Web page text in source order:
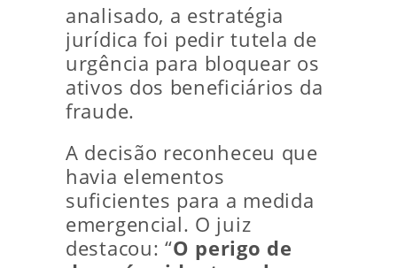
analisado, a estratégia
jurídica foi pedir tutela de
urgência para bloquear os
ativos dos beneficiários da
fraude.
A decisão reconheceu que
havia elementos
suficientes para a medida
emergencial. O juiz
destacou: “O perigo de